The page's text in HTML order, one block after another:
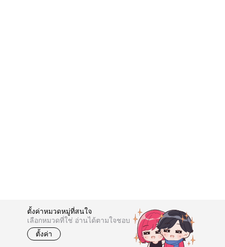
ตั้งค่าหมวดหมู่ที่สนใจ
เลือกหมวดที่ใช่ อ่านได้ตามใจชอบ
ตั้งค่า